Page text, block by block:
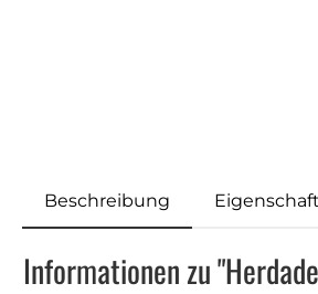
Beschreibung
Informationen zu